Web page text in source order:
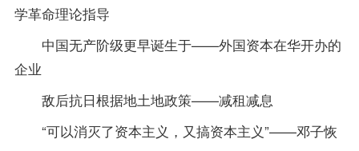
学革命理论指导
中国无产阶级更早诞生于——外国资本在华开办的
企业
敌后抗日根据地土地政策——减租减息
“可以消灭了资本主义，又搞资本主义”——邓子恢